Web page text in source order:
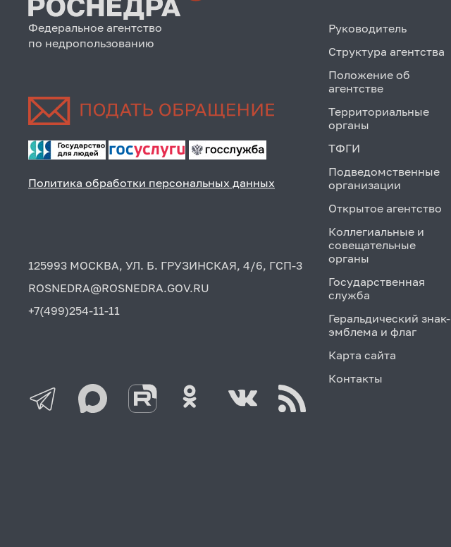
Федеральное агентство
по недропользованию
Политика обработки персональных данных
125993 МОСКВА, УЛ. Б. ГРУЗИНСКАЯ, 4/6, ГСП-3
ROSNEDRA@ROSNEDRA.GOV.RU
+7(499)254-11-11
Руководитель
Структура агентства
Положение об
агентстве
Территориальные
органы
ТФГИ
Подведомственные
организации
Открытое агентство
Коллегиальные и
совещательные
органы
Государственная
служба
Геральдический знак-
эмблема и флаг
Карта сайта
Контакты